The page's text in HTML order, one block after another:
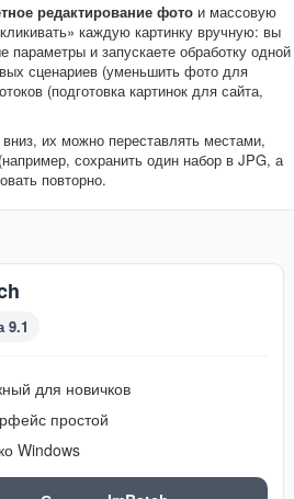
редактирование фото и массовую
каждую картинку вручную: вы
параметры и запускаете обработку одной
сценариев (уменьшить фото для
(подготовка картинок для сайта,
их можно переставлять местами,
сохранить один набор в JPG, а
повторно.
9.1
для новичков
простой
Windows